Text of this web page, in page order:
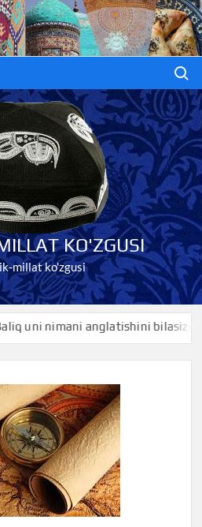
KO'ZGUSI
millat ko'zgusi
nimani anglatishini bilasizmi